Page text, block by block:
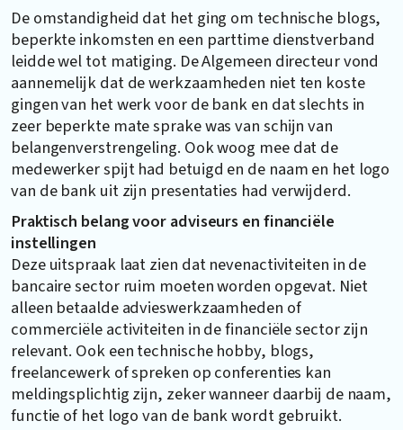
De omstandigheid dat het ging om technische blogs,
beperkte inkomsten en een parttime dienstverband
leidde wel tot matiging. De Algemeen directeur vond
aannemelijk dat de werkzaamheden niet ten koste
gingen van het werk voor de bank en dat slechts in
zeer beperkte mate sprake was van schijn van
belangenverstrengeling. Ook woog mee dat de
medewerker spijt had betuigd en de naam en het logo
van de bank uit zijn presentaties had verwijderd.
Praktisch belang voor adviseurs en financiële
instellingen
Deze uitspraak laat zien dat nevenactiviteiten in de
bancaire sector ruim moeten worden opgevat. Niet
alleen betaalde advieswerkzaamheden of
commerciële activiteiten in de financiële sector zijn
relevant. Ook een technische hobby, blogs,
freelancewerk of spreken op conferenties kan
meldingsplichtig zijn, zeker wanneer daarbij de naam,
functie of het logo van de bank wordt gebruikt.